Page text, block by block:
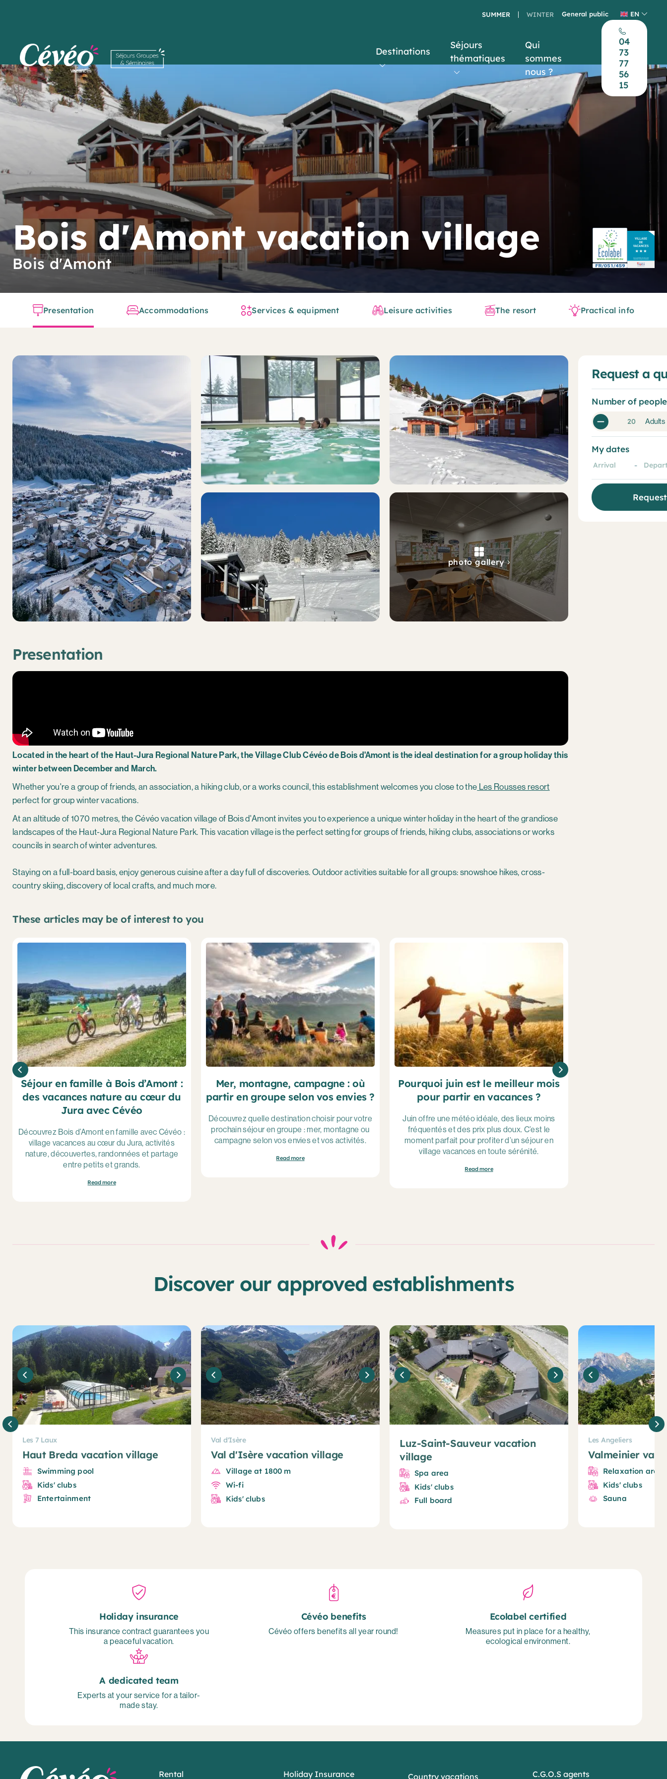
SUMMER WINTER General public EN
Destinations
Séjours
thématiques
Qui
sommes
nous ?
04
73
77
56
15
Bois d'Amont vacation village
Bois d'Amont
Presentation Accommodations Services & equipment Leisure activities The resort Practical info
photo gallery
Presentation
Located in the heart of the Haut-Jura Regional Nature Park, the Village Club Cévéo de Bois d'Amont is the ideal destination for a group holiday this
winter between December and March.
Whether you're a group of friends, an association, a hiking club, or a works council, this establishment welcomes you close to the Les Rousses resort
perfect for group winter vacations.
At an altitude of 1070 metres, the Cévéo vacation village of Bois d'Amont invites you to experience a unique winter holiday in the heart of the grandiose
landscapes of the Haut-Jura Regional Nature Park. This vacation village is the perfect setting for groups of friends, hiking clubs, associations or works
councils in search of winter adventures.
Staying on a full-board basis, enjoy generous cuisine after a day full of discoveries. Outdoor activities suitable for all groups: snowshoe hikes, cross-
country skiing, discovery of local crafts, and much more.
These articles may be of interest to you
Séjour en famille à Bois d’Amont :
des vacances nature au cœur du
Jura avec Cévéo
Découvrez Bois d’Amont en famille avec Cévéo :
village vacances au cœur du Jura, activités
nature, découvertes, randonnées et partage
entre petits et grands.
Read more
Mer, montagne, campagne : où
partir en groupe selon vos envies ?
Découvrez quelle destination choisir pour votre
prochain séjour en groupe : mer, montagne ou
campagne selon vos envies et vos activités.
Read more
Pourquoi juin est le meilleur mois
pour partir en vacances ?
Juin offre une météo idéale, des lieux moins
fréquentés et des prix plus doux. C’est le
moment parfait pour profiter d’un séjour en
village vacances en toute sérénité.
Read more
Request a
Number of people
Adults
My dates
-
Discover our approved establishments
Les 7 Laux
Haut Breda vacation village
Swimming pool
Kids' clubs
Entertainment
Val d'Isère
Val d'Isère vacation village
Village at 1800 m
Wi-fi
Kids' clubs
Luz-Saint-Sauveur vacation
village
Spa area
Kids' clubs
Full board
Les Angeliers
Valmeinier
Relaxation area
Kids' clubs
Sauna
Holiday insurance
This insurance contract guarantees you
a peaceful vacation.
Cévéo benefits
Cévéo offers benefits all year round!
Ecolabel certified
Measures put in place for a healthy,
ecological environment.
A dedicated team
Experts at your service for a tailor-
made stay.
Rental Holiday Insurance Country vacations C.G.O.S agents